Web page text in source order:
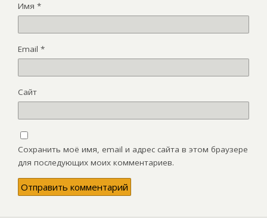
Имя *
Email *
Сайт
Сохранить моё имя, email и адрес сайта в этом браузере
для последующих моих комментариев.